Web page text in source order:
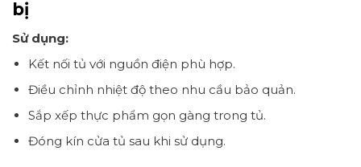
bị
Sử dụng:
Kết nối tủ với nguồn điện phù hợp.
Điều chỉnh nhiệt độ theo nhu cầu bảo quản.
Sắp xếp thực phẩm gọn gàng trong tủ.
Đóng kín cửa tủ sau khi sử dụng.